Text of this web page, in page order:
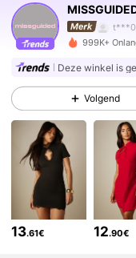
t***0
4.83
4.83
4.83
4.83
999K+
Deze winkel is
Volgend
13.61€ 12.90€